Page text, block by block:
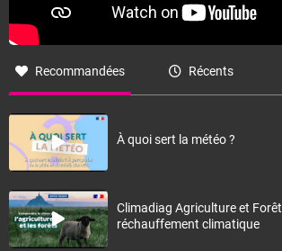
Recommandées Récents
À quoi sert la météo ?
Climadiag Agriculture et Forêt
réchauffement climatique